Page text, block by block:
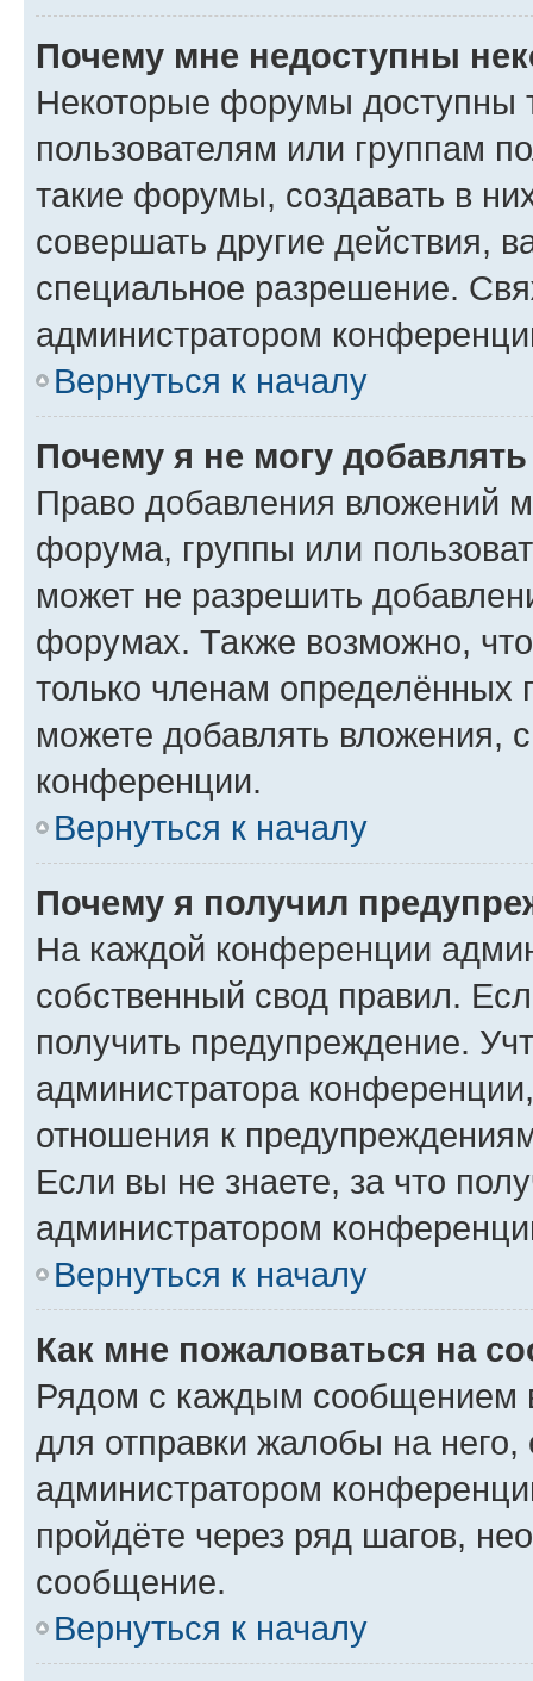
Почему мне недоступны
Некоторые форумы доступны
пользователям или группам
такие форумы, создавать в
совершать другие действия,
специальное разрешение.
администратором
Вернуться к началу
Почему я не могу
Право добавления вложений
форума, группы или
может не разрешить
форумах. Также возможно,
только членам определённых
можете добавлять вложения,
конференции.
Вернуться к началу
Почему я получил
На каждой конференции
собственный свод правил.
получить предупреждение.
администратора
отношения к
Если вы не знаете, за что
администратором
Вернуться к началу
Как мне пожаловаться на
Рядом с каждым сообщением
для отправки жалобы на
администратором
пройдёте через ряд шагов,
сообщение.
Вернуться к началу